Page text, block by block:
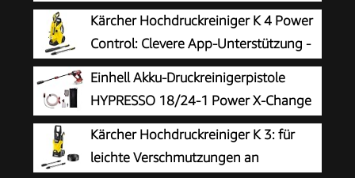
Zubehör | 135bar Maximaldruck |
1600W Leistung | 420 L/h Durchflussmenge |
Aluminiumpumpe, Selbstansaugfunktion &
Quick-Connect-System
Kärcher Hochdruckreiniger K 4 Power
Control: Clevere App-Unterstützung -
die passende Lösung für stärkere
Verschmutzungen
Einhell Akku-Druckreinigerpistole
HYPRESSO 18/24-1 Power X-Change
(18 V, 24 bar, Mobile Reinigung und
Bewässerung, 240 L/h, inkl. Zubehör, ohne Akku
& Ladegerät)
Kärcher Hochdruckreiniger K 3: für
leichte Verschmutzungen an